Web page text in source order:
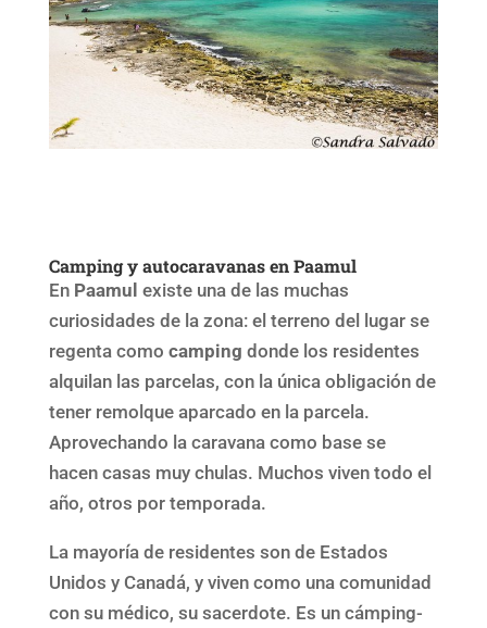
Camping y autocaravanas en Paamul
En Paamul existe una de las muchas
curiosidades de la zona: el terreno del lugar se
regenta como camping donde los residentes
alquilan las parcelas, con la única obligación de
tener remolque aparcado en la parcela.
Aprovechando la caravana como base se
hacen casas muy chulas. Muchos viven todo el
año, otros por temporada.
La mayoría de residentes son de Estados
Unidos y Canadá, y viven como una comunidad
con su médico, su sacerdote. Es un cámping-